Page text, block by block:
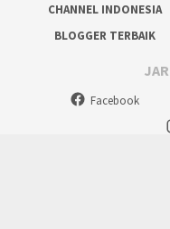
CHANNEL INDONESIA
BLOGGER TERBAIK
Facebook